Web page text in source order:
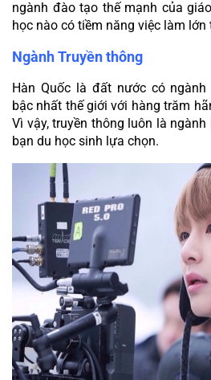
ngành đào tạo thế mạnh của
học nào có tiềm năng việc làm
Ngành Truyền thông
Hàn Quốc là đất nước có
bậc nhất thế giới với hàng trăm
Vì vậy, truyền thông luôn là
bạn du học sinh lựa chọn.